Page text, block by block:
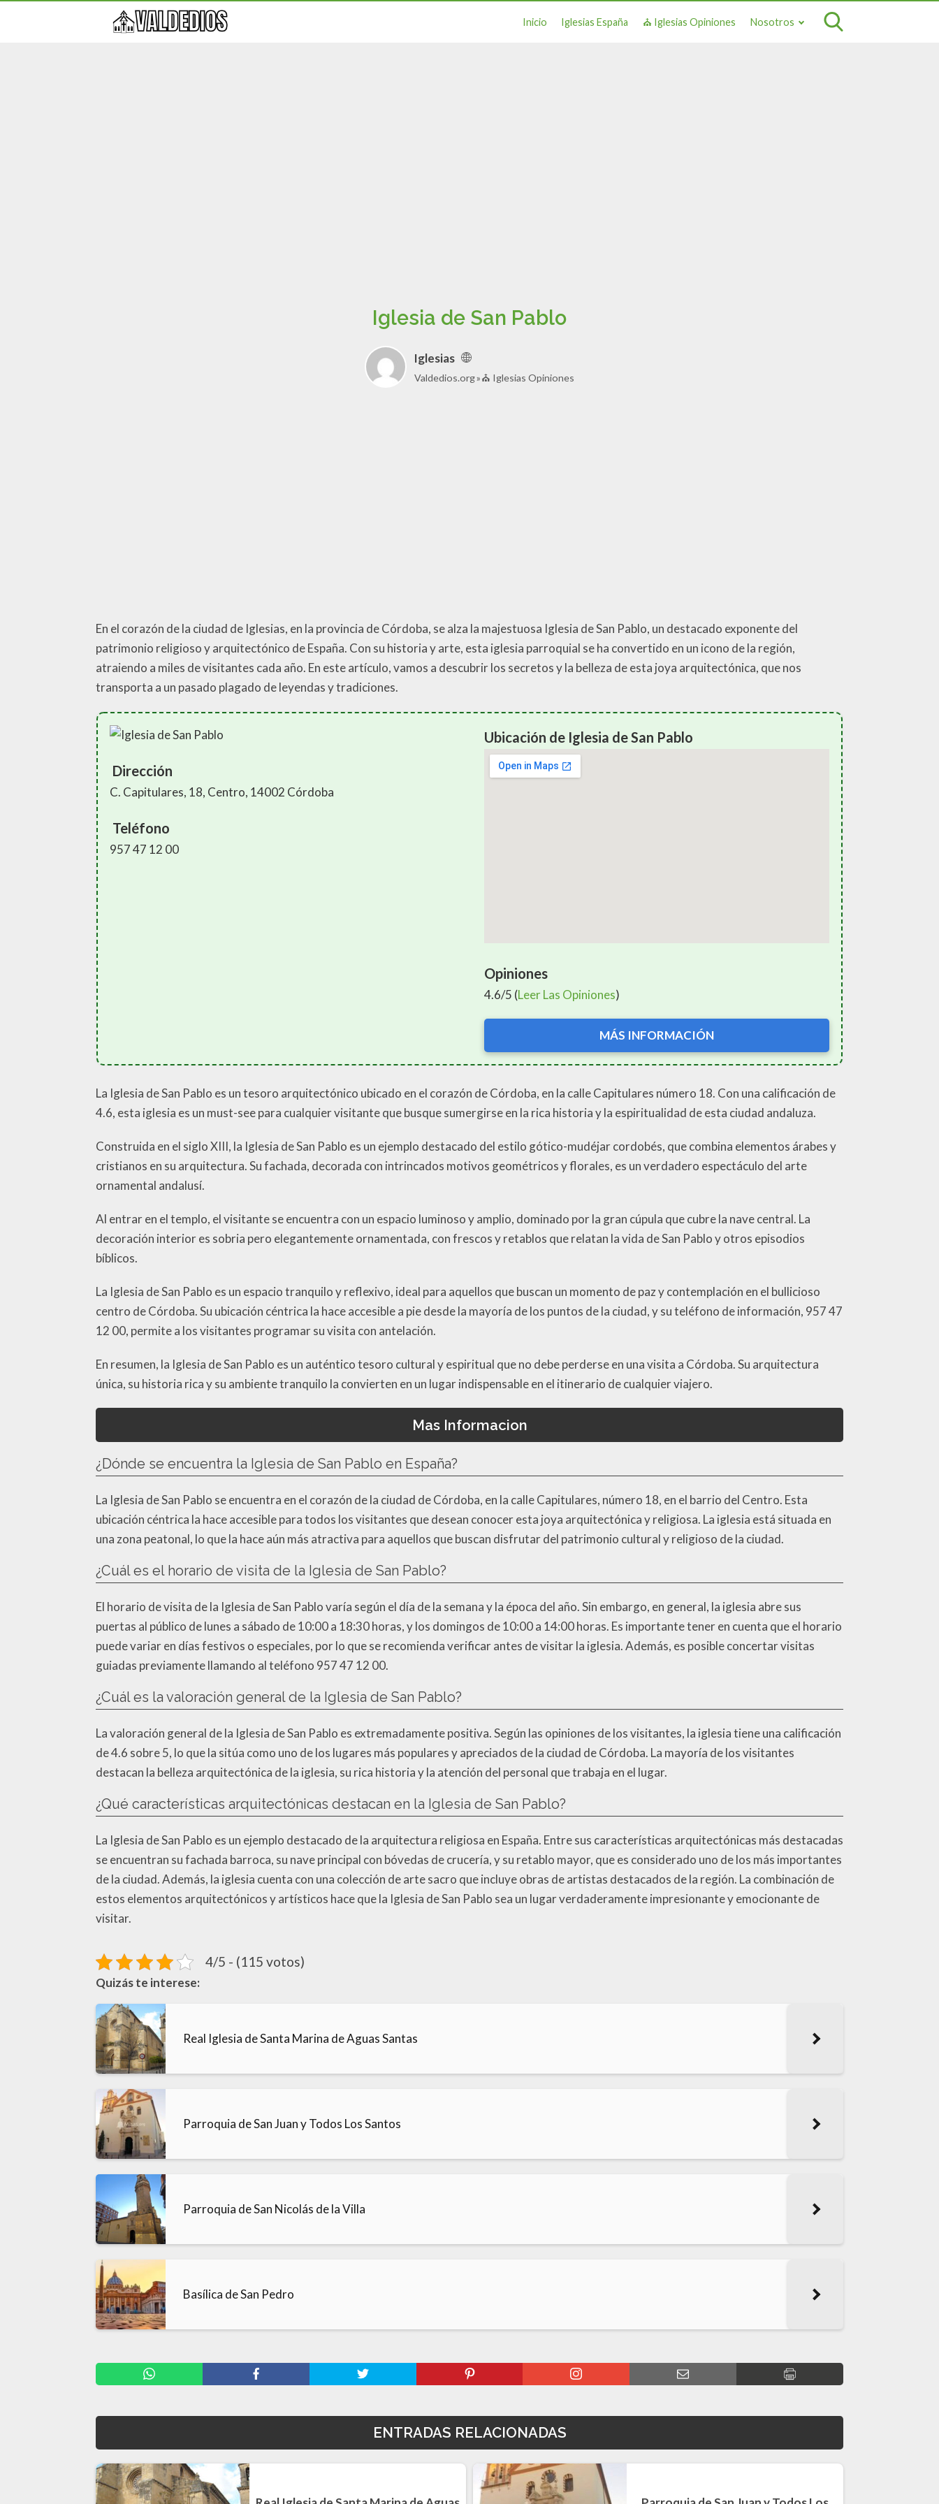
Inicio Iglesias España ⛪ Iglesias Opiniones Nosotros
Iglesia de San Pablo
Iglesias
Valdedios.org ⛪ Iglesias Opiniones
En el corazón de la ciudad de Iglesias, en la provincia de Córdoba, se alza la majestuosa Iglesia de San Pablo, un destacado exponente del
patrimonio religioso y arquitectónico de España. Con su historia y arte, esta iglesia parroquial se ha convertido en un icono de la región,
atraiendo a miles de visitantes cada año. En este artículo, vamos a descubrir los secretos y la belleza de esta joya arquitectónica, que nos
transporta a un pasado plagado de leyendas y tradiciones.
Dirección
C. Capitulares, 18, Centro, 14002 Córdoba
Teléfono
957 47 12 00
Ubicación de Iglesia de San Pablo
Opiniones
4.6/5 (Leer Las Opiniones)
MÁS INFORMACIÓN
La Iglesia de San Pablo es un tesoro arquitectónico ubicado en el corazón de Córdoba, en la calle Capitulares número 18. Con una calificación de
4.6, esta iglesia es un must-see para cualquier visitante que busque sumergirse en la rica historia y la espiritualidad de esta ciudad andaluza.
Construida en el siglo XIII, la Iglesia de San Pablo es un ejemplo destacado del estilo gótico-mudéjar cordobés, que combina elementos árabes y
cristianos en su arquitectura. Su fachada, decorada con intrincados motivos geométricos y florales, es un verdadero espectáculo del arte
ornamental andalusí.
Al entrar en el templo, el visitante se encuentra con un espacio luminoso y amplio, dominado por la gran cúpula que cubre la nave central. La
decoración interior es sobria pero elegantemente ornamentada, con frescos y retablos que relatan la vida de San Pablo y otros episodios
bíblicos.
La Iglesia de San Pablo es un espacio tranquilo y reflexivo, ideal para aquellos que buscan un momento de paz y contemplación en el bullicioso
centro de Córdoba. Su ubicación céntrica la hace accesible a pie desde la mayoría de los puntos de la ciudad, y su teléfono de información, 957 47
12 00, permite a los visitantes programar su visita con antelación.
En resumen, la Iglesia de San Pablo es un auténtico tesoro cultural y espiritual que no debe perderse en una visita a Córdoba. Su arquitectura
única, su historia rica y su ambiente tranquilo la convierten en un lugar indispensable en el itinerario de cualquier viajero.
Mas Informacion
¿Dónde se encuentra la Iglesia de San Pablo en España?
La Iglesia de San Pablo se encuentra en el corazón de la ciudad de Córdoba, en la calle Capitulares, número 18, en el barrio del Centro. Esta
ubicación céntrica la hace accesible para todos los visitantes que desean conocer esta joya arquitectónica y religiosa. La iglesia está situada en
una zona peatonal, lo que la hace aún más atractiva para aquellos que buscan disfrutar del patrimonio cultural y religioso de la ciudad.
¿Cuál es el horario de visita de la Iglesia de San Pablo?
El horario de visita de la Iglesia de San Pablo varía según el día de la semana y la época del año. Sin embargo, en general, la iglesia abre sus
puertas al público de lunes a sábado de 10:00 a 18:30 horas, y los domingos de 10:00 a 14:00 horas. Es importante tener en cuenta que el horario
puede variar en días festivos o especiales, por lo que se recomienda verificar antes de visitar la iglesia. Además, es posible concertar visitas
guiadas previamente llamando al teléfono 957 47 12 00.
¿Cuál es la valoración general de la Iglesia de San Pablo?
La valoración general de la Iglesia de San Pablo es extremadamente positiva. Según las opiniones de los visitantes, la iglesia tiene una calificación
de 4.6 sobre 5, lo que la sitúa como uno de los lugares más populares y apreciados de la ciudad de Córdoba. La mayoría de los visitantes
destacan la belleza arquitectónica de la iglesia, su rica historia y la atención del personal que trabaja en el lugar.
¿Qué características arquitectónicas destacan en la Iglesia de San Pablo?
La Iglesia de San Pablo es un ejemplo destacado de la arquitectura religiosa en España. Entre sus características arquitectónicas más destacadas
se encuentran su fachada barroca, su nave principal con bóvedas de crucería, y su retablo mayor, que es considerado uno de los más importantes
de la ciudad. Además, la iglesia cuenta con una colección de arte sacro que incluye obras de artistas destacados de la región. La combinación de
estos elementos arquitectónicos y artísticos hace que la Iglesia de San Pablo sea un lugar verdaderamente impresionante y emocionante de
visitar.
4/5 - (115 votos)
Quizás te interese:
Real Iglesia de Santa Marina de Aguas Santas
Parroquia de San Juan y Todos Los Santos
Parroquia de San Nicolás de la Villa
Basílica de San Pedro
ENTRADAS RELACIONADAS